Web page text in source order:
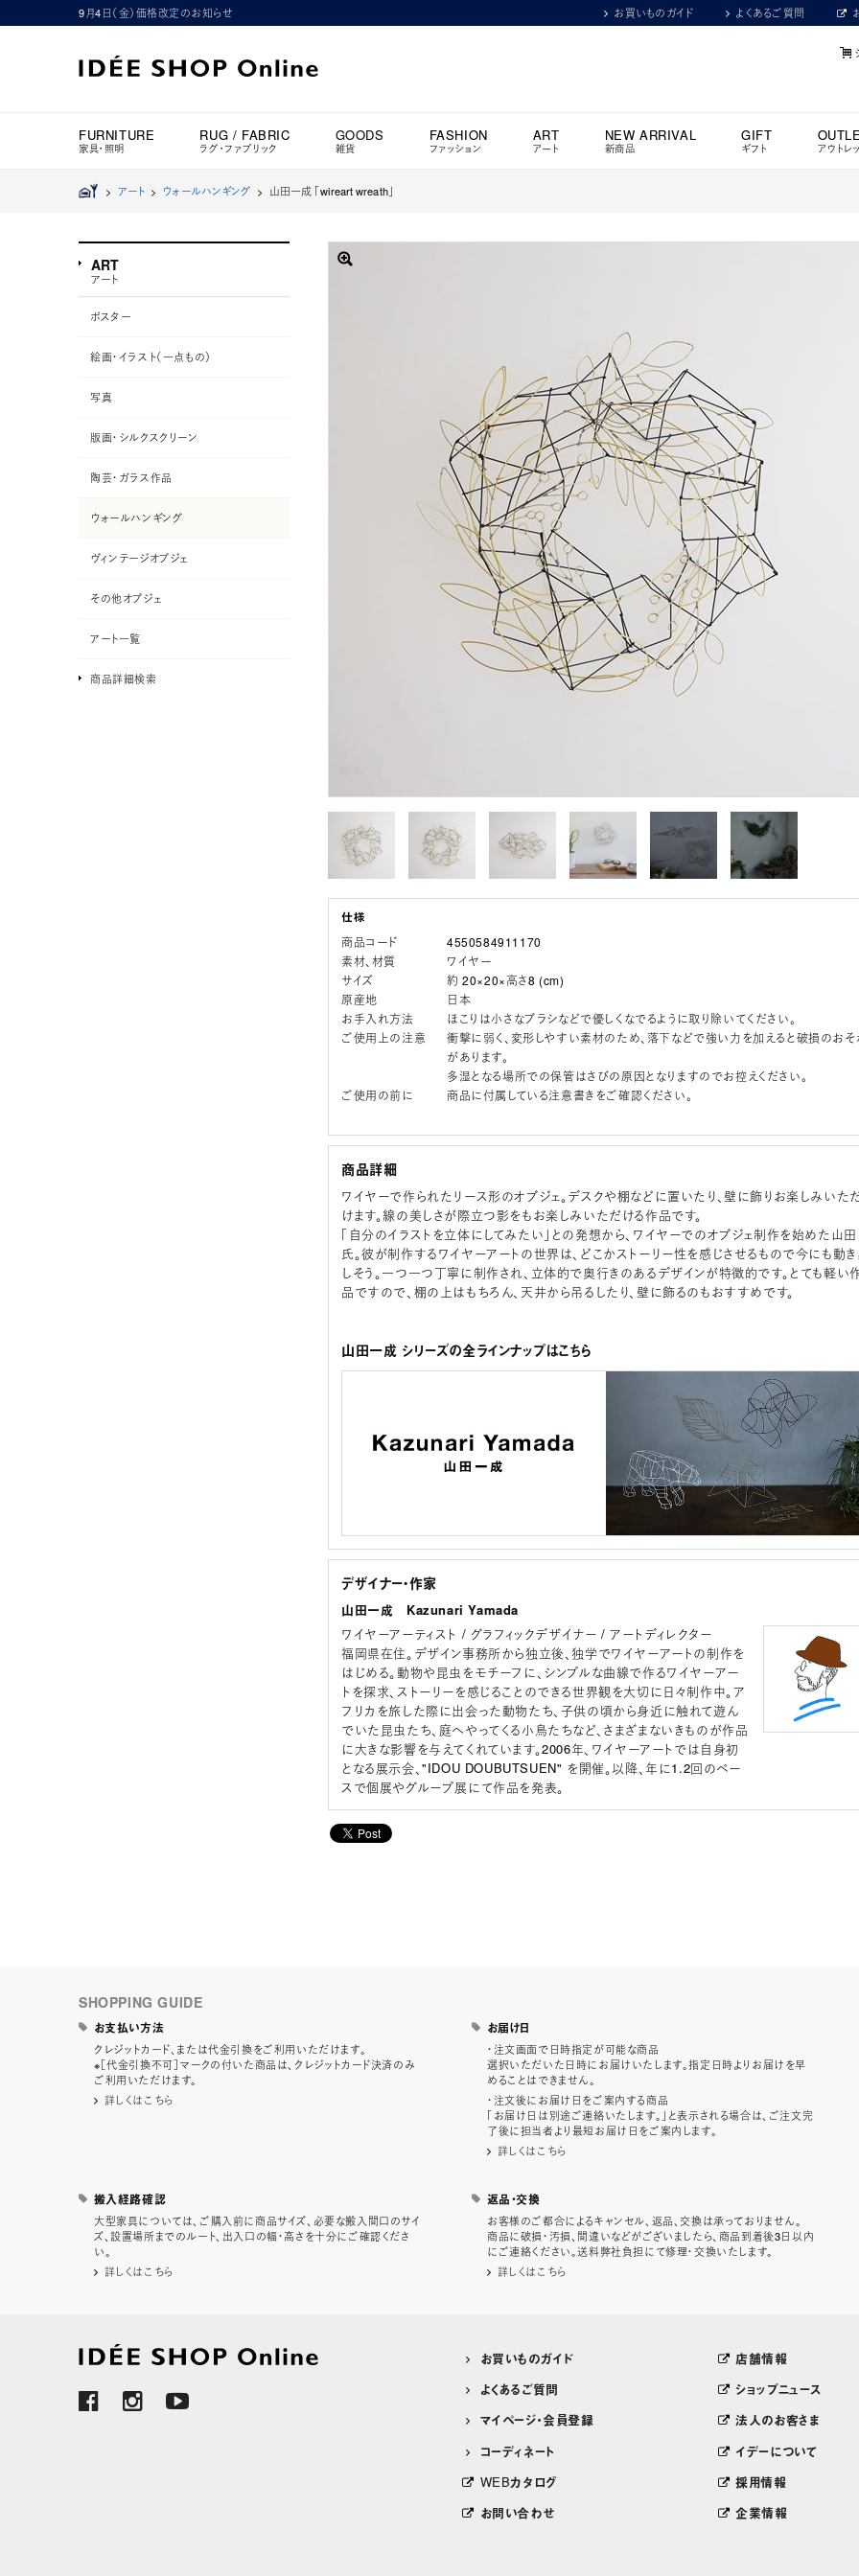
9月4日（金）価格改定のお知らせ お買いものガイド よくあるご質問
FURNITURE
家具・照明
RUG / FABRIC
ラグ・ファブリック
GOODS
雑貨
FASHION
ファッション
ART
アート
NEW ARRIVAL
新商品
GIFT
ギフト アウトレ
> アート> ウォールハンギング > 山田一成 「wireart wreath」
商品コード
4550584911170
素材、材質
ワイヤー
サイズ
約 20×20×高さ8 (cm)
原産地
日本
お手入れ方法
ほこりは小さなブラシなどで優しくなでるように取り除いてください。
ご使用上の注意
衝撃に弱く、変形しやすい素材のため、落下などで強い力を加えると破損のおそ
があります。
多湿となる場所での保管はさびの原因となりますのでお控えください。
ご使用の前に
商品に付属している注意書きをご確認ください。
商品詳細
ワイヤーで作られたリース形のオブジェ。デスクや棚などに置いたり、壁に飾りお楽しみいた
けます。線の美しさが際立つ影をもお楽しみいただける作品です。
「自分のイラストを立体にしてみたい」との発想から、ワイヤーでのオブジェ制作を始めた山田
氏。彼が制作するワイヤーアートの世界は、どこかストーリー性を感じさせるもので今にも動
しそう。一つ一つ丁寧に制作され、立体的で奥行きのあるデザインが特徴的です。とても軽い
品ですので、棚の上はもちろん、天井から吊るしたり、壁に飾るのもおすすめです。
山田一成 シリーズの全ラインナップはこちら
デザイナー・作家
山田一成 Kazunari Yamada
ワイヤーアーティスト / グラフィックデザイナー / アートディレクター
福岡県在住。デザイン事務所から独立後、独学でワイヤーアートの制作を
はじめる。動物や昆虫をモチーフに、シンプルな曲線で作るワイヤーアー
トを探求、ストーリーを感じることのできる世界観を大切に日々制作中。ア
フリカを旅した際に出会った動物たち、子供の頃から身近に触れて遊ん
でいた昆虫たち、庭へやってくる小鳥たちなど、さまざまないきものが作品
に大きな影響を与えてくれています。2006年、ワイヤーアートでは自身初
となる展示会、"IDOU DOUBUTSUEN" を開催。以降、年に1.2回のペー
スで個展やグループ展にて作品を発表。
ART
アート
ポスター
絵画・イラスト（一点もの）
写真
版画・シルクスクリーン
陶芸・ガラス作品
ウォールハンギング
ヴィンテージオブジェ
その他オブジェ
アート一覧
商品詳細検索
SHOPPING GUIDE
お支払い方法
クレジットカード、または代金引換をご利用いただけます。
※［代金引換不可］マークの付いた商品は、クレジットカード決済のみ
ご利用いただけます。
詳しくはこちら
お届け日
・注文画面で日時指定が可能な商品
選択いただいた日時にお届けいたします。指定日時よりお届けを早
めることはできません。
・注文後にお届け日をご案内する商品
「お届け日は別途ご連絡いたします。」と表示される場合は、ご注文完
了後に担当者より最短お届け日をご案内します。
詳しくはこちら
搬入経路確認
大型家具については、ご購入前に商品サイズ、必要な搬入間口のサイ
ズ、設置場所までのルート、出入口の幅・高さを十分にご確認くださ
い。
詳しくはこちら
返品・交換
お客様のご都合によるキャンセル、返品、交換は承っておりません。
商品に破損・汚損、間違いなどがございましたら、商品到着後3日以内
にご連絡ください。送料弊社負担にて修理・交換いたします。
詳しくはこちら
お買いものガイド
よくあるご質問
マイページ・会員登録
コーディネート
WEBカタログ
お問い合わせ
店舗情報
ショップニュース
法人のお客さま
イデーについて
採用情報
企業情報